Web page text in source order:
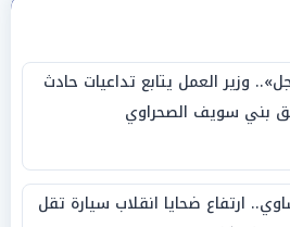
وزير العمل يتابع تداعيات حادث
بني سويف الصحراوي
ارتفاع ضحايا انقلاب سيارة تقل